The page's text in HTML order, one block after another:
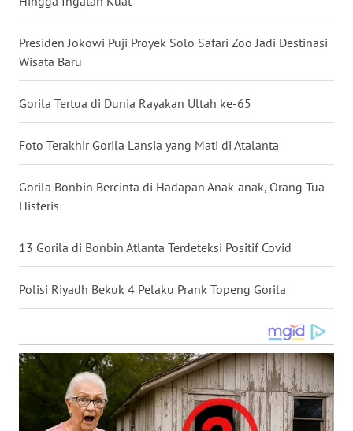
Presiden Jokowi Puji Proyek Solo Safari Zoo Jadi Destinasi
Wisata Baru
Gorila Tertua di Dunia Rayakan Ultah ke-65
Foto Terakhir Gorila Lansia yang Mati di Atalanta
Gorila Bonbin Bercinta di Hadapan Anak-anak, Orang Tua
Histeris
13 Gorila di Bonbin Atlanta Terdeteksi Positif Covid
Polisi Riyadh Bekuk 4 Pelaku Prank Topeng Gorila
WN
NUSANTARA
WN
JATIM
WN
BALI
WN
KALBAR
WN
WN
KALTARA
WN